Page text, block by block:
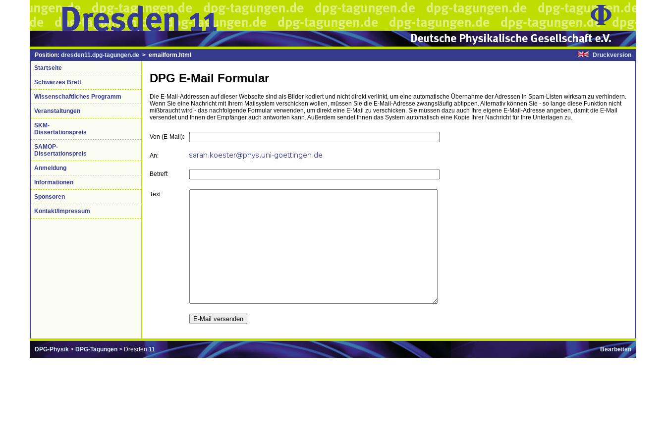
Druckversion
Position: dresden11.dpg-tagungen.de > emailform.html
Startseite
Schwarzes Brett
Wissenschaftliches Programm
Veranstaltungen
SKM-
Dissertationspreis
SAMOP-
Dissertationspreis
Anmeldung
Informationen
Sponsoren
Kontakt/Impressum
DPG E-Mail Formular
Die E-Mail-Addressen auf dieser Webseite sind als Bilder kodiert und nicht direkt verlinkt, um eine automatische Übernahme der Adressen in Spam-Listen wirksam zu verhindern.
Wenn Sie eine Nachricht mit Ihrem Mailsystem verschicken wollen, müssen Sie die E-Mail-Adresse zwangsläufig abtippen. Alternativ können Sie - so lange diese Funktion nicht
mißbraucht wird - das nachfolgende Formular verwenden, um direkt eine E-Mail zu verschicken. Sie müssen dazu auch Ihre eigene E-Mail-Adresse angeben, damit die E-Mail
versendet und Ihnen der Empfänger auch antworten kann. Außerdem sendet Ihnen das System automatisch eine Kopie Ihrer Nachricht für Ihre Unterlagen zu.
Von (E-Mail):
An:
Betreff:
Text:
Bearbeiten
DPG-Physik > DPG-Tagungen > Dresden 11